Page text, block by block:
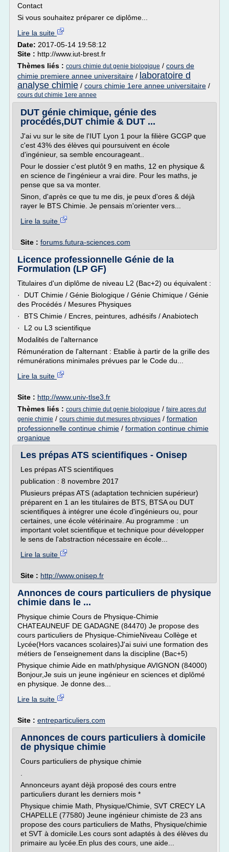
Contact
Si vous souhaitez préparer ce diplôme...
Lire la suite
Date: 2017-05-14 19:58:12
Site : http://www.iut-brest.fr
Thèmes liés : cours chimie dut genie biologique / cours de
chimie premiere annee universitaire / laboratoire d
analyse chimie / cours chimie 1ere annee universitaire /
cours dut chimie 1ere annee
DUT génie chimique, génie des
procédés,DUT chimie & DUT ...
J'ai vu sur le site de l'IUT Lyon 1 pour la filière GCGP que
c'est 43% des élèves qui poursuivent en école
d'ingénieur, sa semble encourageant..
Pour le dossier c'est plutôt 9 en maths, 12 en physique &
en science de l'ingénieur a vrai dire. Pour les maths, je
pense que sa va monter.
Sinon, d'après ce que tu me dis, je peux d'ores & déjà
rayer le BTS Chimie. Je pensais m'orienter vers...
Lire la suite
Site : forums.futura-sciences.com
Licence professionnelle Génie de la
Formulation (LP GF)
Titulaires d'un diplôme de niveau L2 (Bac+2) ou équivalent :
· DUT Chimie / Génie Biologique / Génie Chimique / Génie
des Procédés / Mesures Physiques
· BTS Chimie / Encres, peintures, adhésifs / Anabiotech
· L2 ou L3 scientifique
Modalités de l'alternance
Rémunération de l'alternant : Etablie à partir de la grille des
rémunérations minimales prévues par le Code du...
Lire la suite
Site : http://www.univ-tlse3.fr
Thèmes liés : cours chimie dut genie biologique / faire apres dut
genie chimie / cours chimie dut mesures physiques / formation
professionnelle continue chimie / formation continue chimie
organique
Les prépas ATS scientifiques - Onisep
Les prépas ATS scientifiques
publication : 8 novembre 2017
Plusieurs prépas ATS (adaptation technicien supérieur)
préparent en 1 an les titulaires de BTS, BTSA ou DUT
scientifiques à intégrer une école d'ingénieurs ou, pour
certaines, une école vétérinaire. Au programme : un
important volet scientifique et technique pour développer
le sens de l'abstraction nécessaire en école...
Lire la suite
Site : http://www.onisep.fr
Annonces de cours particuliers de physique
chimie dans le ...
Physique chimie Cours de Physique-Chimie
CHATEAUNEUF DE GADAGNE (84470) Je propose des
cours particuliers de Physique-ChimieNiveau Collège et
Lycée(Hors vacances scolaires)J'ai suivi une formation des
métiers de l'enseignement dans la discipline (Bac+5)
Physique chimie Aide en math/physique AVIGNON (84000)
Bonjour,Je suis un jeune ingénieur en sciences et diplômé
en physique. Je donne des...
Lire la suite
Site : entreparticuliers.com
Annonces de cours particuliers à domicile
de physique chimie
Cours particuliers de physique chimie
Annonceurs ayant dèjà proposé des cours entre
particuliers durant les derniers mois *
Physique chimie Math, Physique/Chimie, SVT CRECY LA
CHAPELLE (77580) Jeune ingénieur chimiste de 23 ans
propose des cours particuliers de Maths, Physique/chimie
et SVT à domicile.Les cours sont adaptés à des élèves du
primaire au lycée.En plus des cours, une aide...